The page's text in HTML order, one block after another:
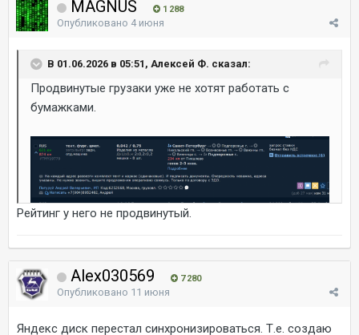
MAGNUS 1 288
Опубликовано 4 июня
В 01.06.2026 в 05:51, Алексей Ф. сказал:
Продвинутые грузаки уже не хотят работать с
бумажками.
Рейтинг у него не продвинутый.
Alex030569 7 280
Опубликовано 11 июня
Яндекс диск перестал синхронизироваться. Т.е. создаю